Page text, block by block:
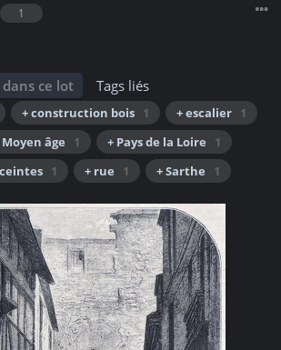
1
ce lot Tags liés
+ construction bois 1 + escalier 1
Moyen âge 1 + Pays de la Loire
1
1 + rue 1 + Sarthe 1